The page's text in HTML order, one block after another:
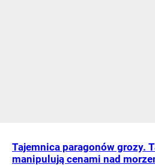
Tajemnica paragonów grozy.
manipulują cenami nad